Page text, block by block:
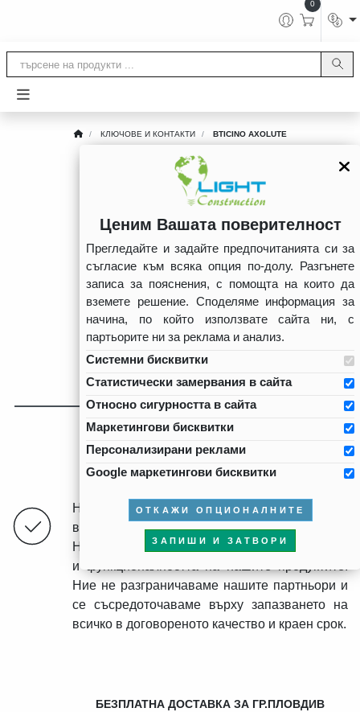
0
КЛЮЧОВЕ И КОНТАКТИ BTICINO AXOLUTE
BTICINO AXOLUTE
Нашата мисия е да предлагаме
висококачествени продукти и решения.
Нашите клиенти ценят високата надеждност
и функционалността на нашите продуктите.
Ние не разграничаваме нашите партньори и
се съсредоточаваме върху запазването на
всичко в договореното качество и краен срок.
БЕЗПЛАТНА ДОСТАВКА ЗА ГР.ПЛОВДИВ
Ценим Вашата поверителност
Прегледайте и задайте предпочитанията си за
съгласие към всяка опция по-долу. Разгънете
записа за пояснения, с помощта на които да
вземете решение. Споделяме информация за
начина, по който използвате сайта ни, с
партьорите ни за реклама и анализ.
Системни бисквитки
Статистически замервания в сайта
Относно сигурността в сайта
Маркетингови бисквитки
Персонализирани реклами
Google маркетингови бисквитки
ОТКАЖИ ОПЦИОНАЛНИТЕ
ЗАПИШИ И ЗАТВОРИ